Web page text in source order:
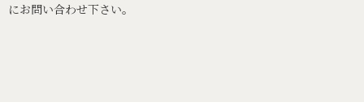
にお問い合わせ下さい。